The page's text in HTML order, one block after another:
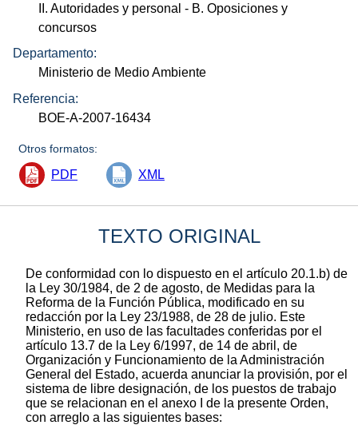
II. Autoridades y personal - B. Oposiciones y
concursos
Departamento:
Ministerio de Medio Ambiente
Referencia:
BOE-A-2007-16434
Otros formatos:
PDF XML
TEXTO ORIGINAL
De conformidad con lo dispuesto en el artículo 20.1.b) de
la Ley 30/1984, de 2 de agosto, de Medidas para la
Reforma de la Función Pública, modificado en su
redacción por la Ley 23/1988, de 28 de julio. Este
Ministerio, en uso de las facultades conferidas por el
artículo 13.7 de la Ley 6/1997, de 14 de abril, de
Organización y Funcionamiento de la Administración
General del Estado, acuerda anunciar la provisión, por el
sistema de libre designación, de los puestos de trabajo
que se relacionan en el anexo I de la presente Orden,
con arreglo a las siguientes bases: